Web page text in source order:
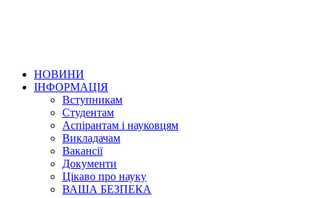
НОВИНИ
ІНФОРМАЦІЯ
Вступникам
Студентам
Аспірантам і науковцям
Викладачам
Вакансії
Документи
Цікаво про науку
ВАША БЕЗПЕКА